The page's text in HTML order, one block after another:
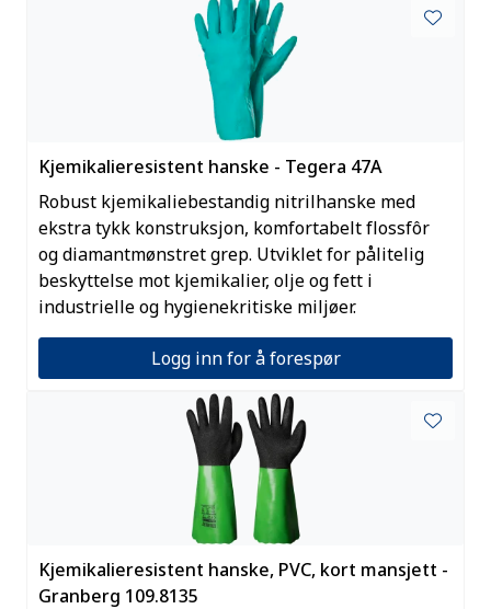
Kjemikalieresistent hanske - Tegera 47A
Robust kjemikaliebestandig nitrilhanske med
ekstra tykk konstruksjon, komfortabelt flossfôr
og diamantmønstret grep. Utviklet for pålitelig
beskyttelse mot kjemikalier, olje og fett i
industrielle og hygienekritiske miljøer.
Logg inn for å forespør
Kjemikalieresistent hanske, PVC, kort mansjett -
Granberg 109.8135